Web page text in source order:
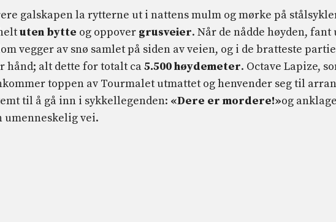
galskapen la rytterne ut i nattens mulm og mørke på
uten bytte og oppover grusveier. Når de nådde høyden, fant
vegger av snø samlet på siden av veien, og i de bratteste
hånd; alt dette for totalt ca5.500 høydemeter. Octave Lapize,
toppen av Tourmalet utmattet og henvender seg til
til å gå inn i sykkellegenden: «Dere er mordere!»og
umenneskelig vei.